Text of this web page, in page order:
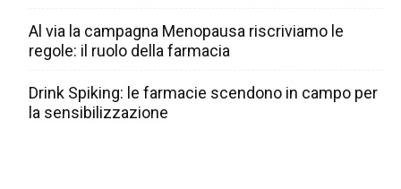
Al via la campagna Menopausa riscriviamo le
regole: il ruolo della farmacia
Drink Spiking: le farmacie scendono in campo per
la sensibilizzazione